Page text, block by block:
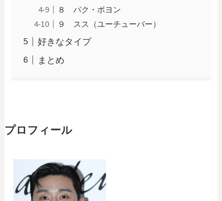
８ パク・ボヨン
９ スス（ユーチューバー）
好きなタイプ
まとめ
プロフィール